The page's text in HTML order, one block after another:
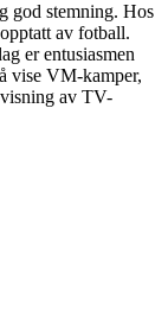
god stemning. Hos
av fotball.
er entusiasmen
vise VM-kamper,
av TV-